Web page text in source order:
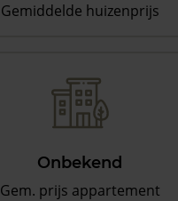
Gemiddelde huizenprijs
Onbekend
Gem. prijs appartement